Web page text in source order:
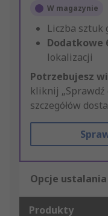
W magazynie
Liczba sztuk
Dodatkowe
lokalizacji
Potrzebujesz
kliknij „Sprawdź
szczegółów
Opcje
Produkty